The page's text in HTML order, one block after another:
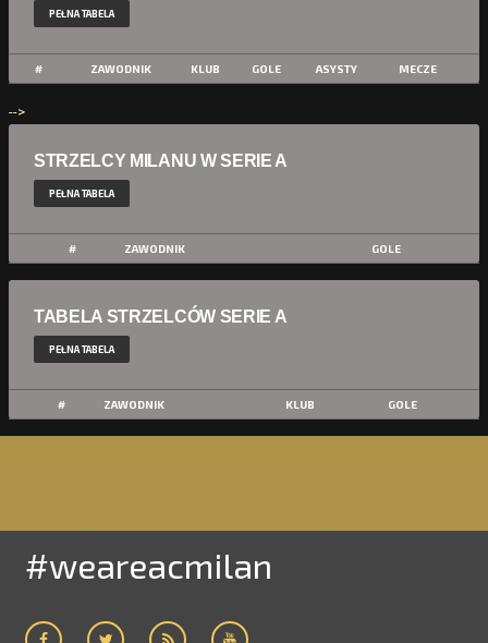
PEŁNA TABELA
# ZAWODNIK KLUB GOLE ASYSTY MECZE
-->
STRZELCY MILANU W SERIE A
PEŁNA TABELA
# ZAWODNIK GOLE
TABELA STRZELCÓW SERIE A
PEŁNA TABELA
# ZAWODNIK KLUB GOLE
#weareacmilan